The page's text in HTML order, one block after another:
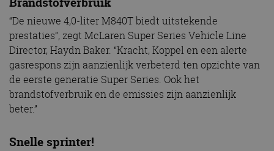
“De nieuwe 4,0-liter M840T biedt uitstekende
prestaties”, zegt McLaren Super Series Vehicle Line
Director, Haydn Baker. “Kracht, Koppel en een alerte
gasrespons zijn aanzienlijk verbeterd ten opzichte van
de eerste generatie Super Series. Ook het
brandstofverbruik en de emissies zijn aanzienlijk
beter.”
Snelle sprinter!